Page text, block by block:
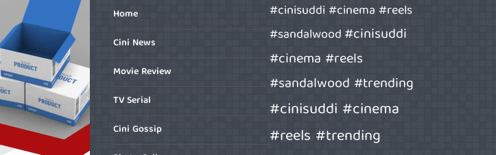
Home
Cini News
Movie Review
TV Serial
Cini Gossip
#cinisuddi #cinema #reels
#sandalwood#cinisuddi
#cinema #reels
#sandalwood #trending
#cinisuddi #cinema
#reels #trending